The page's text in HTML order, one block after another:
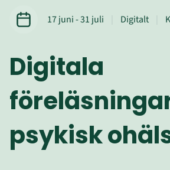
Datum
17 juni‐till
31 juli Digitalt
Digitala
psykisk